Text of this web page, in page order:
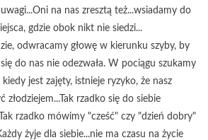
na nas zresztą też...wsiadamy do
gdzie obok nikt nie siedzi...
odwracamy głowę w kierunku szyby, by
do nas nie odezwała. W pociągu szukamy
jest zajęty, istnieje ryzyko, że nasz
złodziejem...Tak rzadko się do siebie
rzadko mówimy "cześć" czy "dzień dobry"
żyje dla siebie...nie ma czasu na życie